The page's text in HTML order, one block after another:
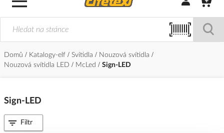
Domů Katalogy-elf Svítidla
Nouzová svítidla
Nouzová svítidla LED
McLed Sign-LED
Sign-LED
Filtr